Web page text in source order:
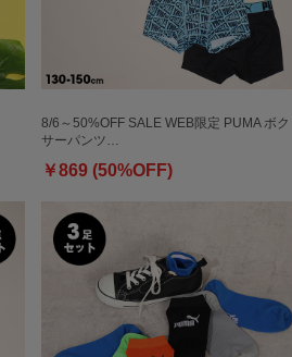
8/6～50%OFF SALE WEB限定 PUMA ボク
サーパンツ…
￥869 (50%OFF)